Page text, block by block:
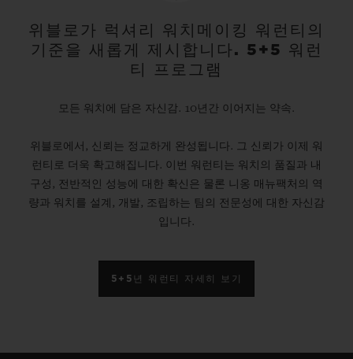
위블로가 럭셔리 워치메이킹 워런티의
기준을 새롭게 제시합니다. 5+5 워런
티 프로그램
모든 워치에 담은 자신감. 10년간 이어지는 약속.
위블로에서, 신뢰는 정교하게 완성됩니다. 그 신뢰가 이제 워
런티로 더욱 확고해집니다. 이번 워런티는 워치의 품질과 내
구성, 전반적인 성능에 대한 확신은 물론 니옹 매뉴팩처의 역
량과 워치를 설계, 개발, 조립하는 팀의 전문성에 대한 자신감
입니다.
5+5년 워런티 자세히 보기